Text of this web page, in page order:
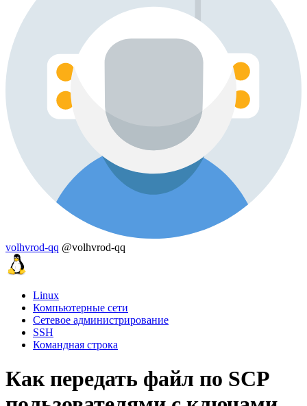
volhvrod-qq @volhvrod-qq
Linux
Компьютерные сети
Сетевое администрирование
SSH
Командная строка
Как передать файл по SCP